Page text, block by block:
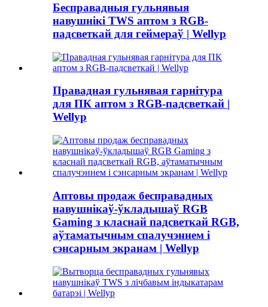
Бесправадныя гульнявыя
навушнікі TWS аптом з RGB-
падсветкай для геймераў | Wellyp
Правадная гульнявая гарнітура
для ПК аптом з RGB-падсветкай |
Wellyp
Аптовы продаж бесправадных
навушнікаў-ўкладышаў RGB
Gaming з класнай падсветкай RGB,
аўтаматычным спалучэннем і
сэнсарным экранам | Wellyp